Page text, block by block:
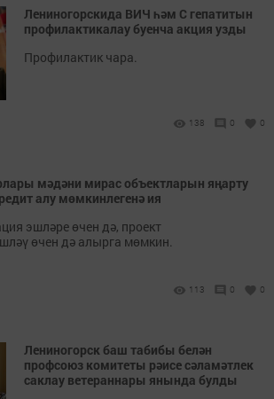
Лениногорскида ВИЧ һәм С гепатитын
профилактикалау буенча акция узды
Профилактик чара.
138 0 0
мәдәни мирас объектларын яңарту
алу мөмкинлегенә ия
эшләре өчен дә, проект
өчен дә алырга мөмкин.
113 0 0
Лениногорск баш табибы белән
профсоюз комитеты рәисе сәламәтлек
саклау ветераннары янында булды